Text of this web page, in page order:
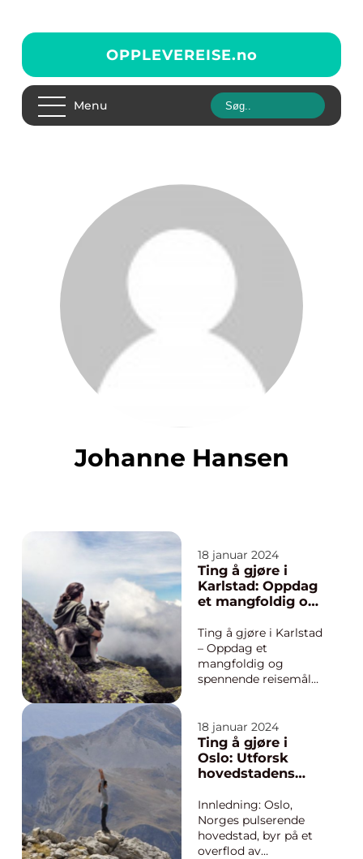
OPPLEVEREISE.no
Menu
Johanne Hansen
18 januar 2024
Ting å gjøre i
Karlstad: Oppdag
et mangfoldig og
reisemål
Ting å gjøre i Karlstad
– Oppdag et
mangfoldig og
spennende reisemål
Sverige, har mye å
tilby eventyrlystne
unge mennesker som
er ute etter å oppleve
spennende. Med en
blanding av kulturelle
a...
18 januar 2024
Ting å gjøre i
Oslo: Utforsk
hovedstadens
oppdag
spennende
aktiviteter
Innledning: Oslo,
Norges pulserende
hovedstad, byr på et
overflod av